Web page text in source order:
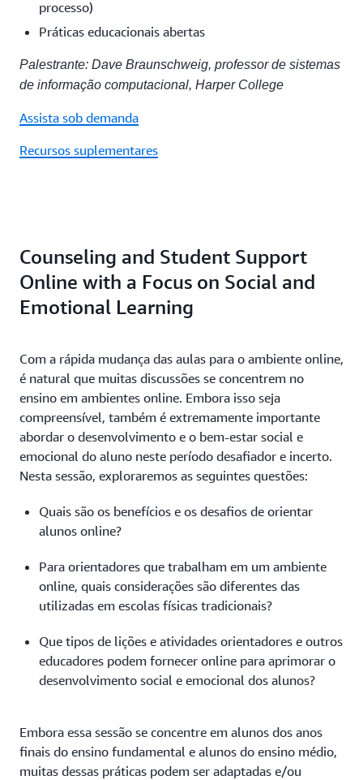
processo)
Práticas educacionais abertas
Palestrante: Dave Braunschweig, professor de sistemas
de informação computacional, Harper College
Assista sob demanda
Recursos suplementares
Counseling and Student Support
Online with a Focus on Social and
Emotional Learning
Com a rápida mudança das aulas para o ambiente online,
é natural que muitas discussões se concentrem no
ensino em ambientes online. Embora isso seja
compreensível, também é extremamente importante
abordar o desenvolvimento e o bem-estar social e
emocional do aluno neste período desafiador e incerto.
Nesta sessão, exploraremos as seguintes questões:
Quais são os benefícios e os desafios de orientar
alunos online?
Para orientadores que trabalham em um ambiente
online, quais considerações são diferentes das
utilizadas em escolas físicas tradicionais?
Que tipos de lições e atividades orientadores e outros
educadores podem fornecer online para aprimorar o
desenvolvimento social e emocional dos alunos?
Embora essa sessão se concentre em alunos dos anos
finais do ensino fundamental e alunos do ensino médio,
muitas dessas práticas podem ser adaptadas e/ou